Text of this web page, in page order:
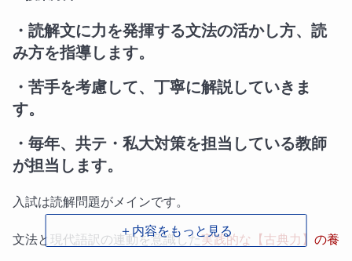
・読解文に力を発揮する文法の活かし方、読
み方を指導します。
・苦手を考慮して、丁寧に解説していきま
す。
・毎年、共テ・私大対策を担当している教師
が担当します。
入試は読解問題がメインです。
文法と現代語訳の連動を意識した実践的な【古典力】の養
＋内容をもっと見る